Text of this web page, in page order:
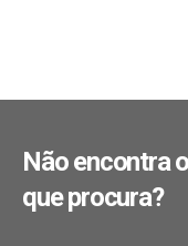
Não encontra
que procura?